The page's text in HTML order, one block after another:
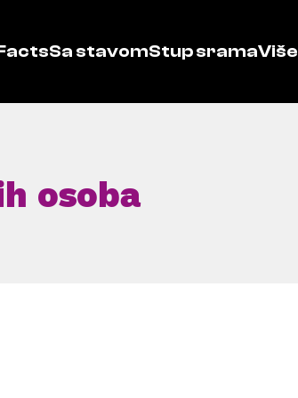
Sa stavomStup sramaViše
osoba